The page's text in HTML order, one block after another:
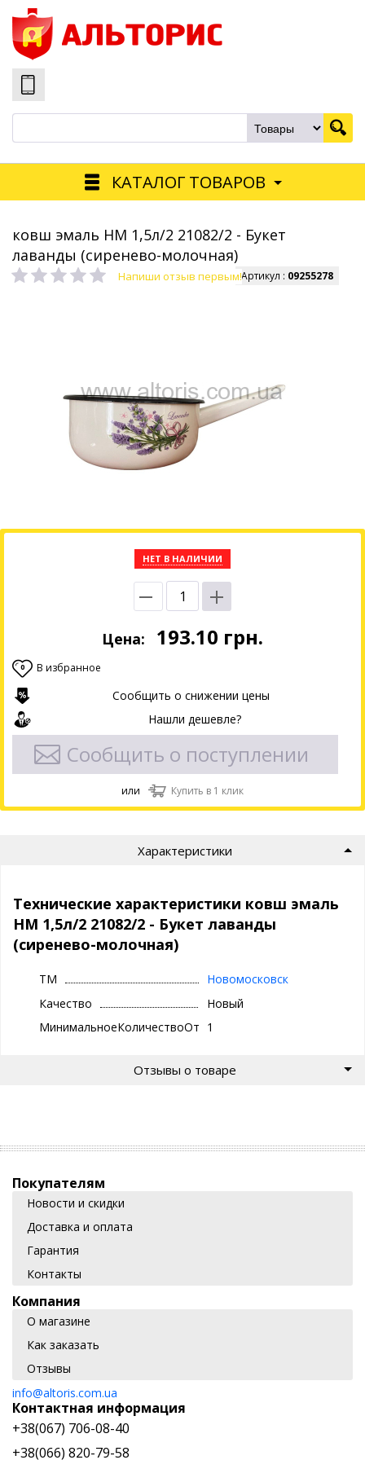
КАТАЛОГ ТОВАРОВ
ковш эмаль НМ 1,5л/2 21082/2 - Букет
лаванды (сиренево-молочная)
Напиши отзыв первым!Артикул : 09255278
НЕТ В НАЛИЧИИ
Цена: 193.10 грн.
0 В избранное
Сообщить о снижении цены
Нашли дешевле?
Сообщить о поступлении
или Купить в 1 клик
Характеристики
Технические характеристики ковш эмаль
НМ 1,5л/2 21082/2 - Букет лаванды
(сиренево-молочная)
ТМ
Новомосковск
Качество
Новый
МинимальноеКоличествоОтгрузки
1
Отзывы о товаре
Покупателям
Новости и скидки
Доставка и оплата
Гарантия
Контакты
Компания
О магазине
Как заказать
Отзывы
info@altoris.com.ua
Контактная информация
+38(067) 706-08-40
+38(066) 820-79-58